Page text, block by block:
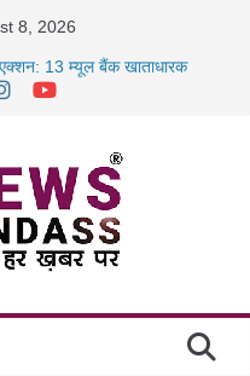
8, 2026
एक्शन: 13 म्यूल बैंक खाताधारक
साजिश नाकाम, दिल्ली-बिहार
हर विकासखंड के 10 उत्कृष्ट